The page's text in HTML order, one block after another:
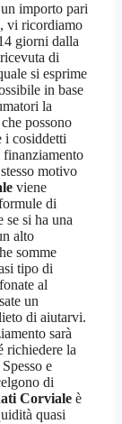
importo pari
vi ricordiamo
giorni dalla
di
si esprime
in base
la
possono
i cosiddetti
motivo
viene
di
se si ha una
alto
somme
tipo di
al
un
di aiutarvi.
sarà
richiedere la
Spesso e
di
Corviale è
quasi